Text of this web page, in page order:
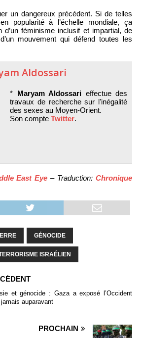
un dangereux précédent. Si de telles
popularité à l’échelle mondiale, ça
d’un féminisme inclusif et impartial, de
mouvement qui défend toutes les
Aldossari
* Maryam Aldossari effectue des
travaux de recherche sur l'inégalité
des sexes au Moyen-Orient.
Son compte Twitter.
East Eye – Traduction:Chronique
GÉNOCIDE
ISRAÉLIEN
et génocide : Gaza a exposé l’Occident
auparavant
PROCHAIN